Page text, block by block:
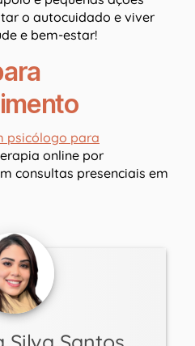
o autocuidado e viver
e bem-estar!
psicólogo para
online por
consultas presenciais em